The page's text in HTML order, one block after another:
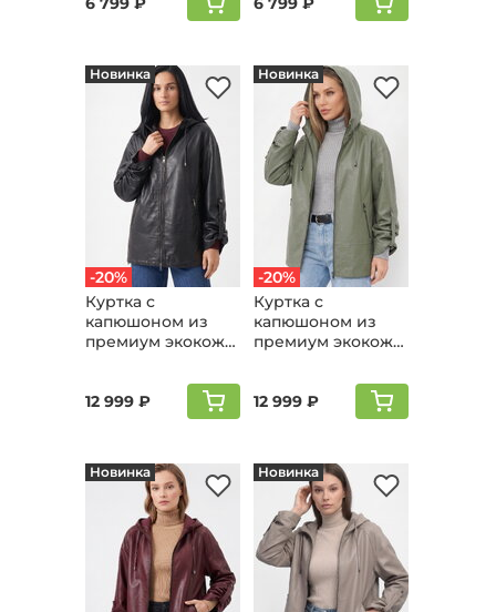
-20%
Новинка
Куртка с
капюшоном из
премиум экокожи,
12 999 ₽
-20%
Новинка
Куртка с
капюшоном из
премиум экокожи,
12 999 ₽
Новинка Новинка